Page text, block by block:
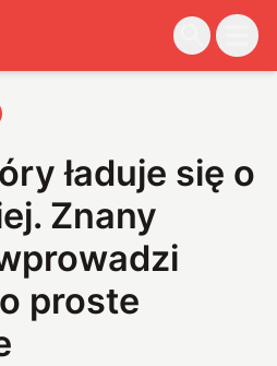
ładuje się o
Znany
proste